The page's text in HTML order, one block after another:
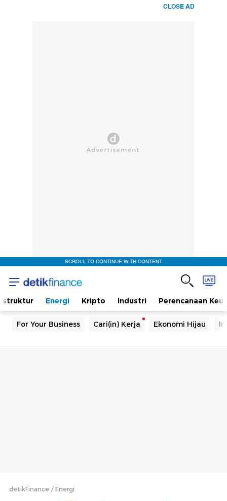
CLOSE AD
SCROLL TO CONTINUE WITH CONTENT
Energi Kripto Industri Perencanaan
For Your Business Cari(in) Kerja Ekonomi Hijau
detikFinance Energi